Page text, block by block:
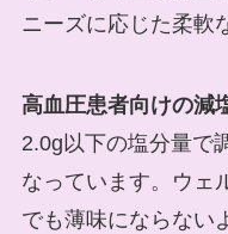
ニーズに応じた柔軟
高血圧患者向けの減
2.0g以下の塩分量で
なっています。ウェ
でも薄味にならない